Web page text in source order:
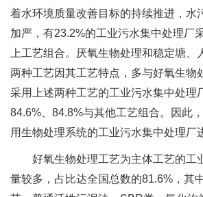
着水环境质量改善目标的持续推进，水
加严，有23.2%的工业污水集中处理厂
上工艺组合。厌氧生物处理和稳定塘、
两种工艺因其工艺特点，多与好氧生物
采用上述两种工艺的工业污水集中处理
84.6%、84.8%与其他工艺组合。因此
用生物处理系统的工业污水集中处理厂
好氧生物处理工艺为主体工艺的工
量较多，占比达全国总数的81.6%，其